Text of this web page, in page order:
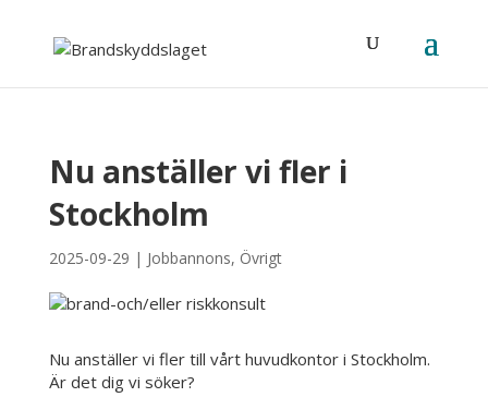
Nu anställer vi fler i
Stockholm
2025-09-29 | Jobbannons, Övrigt
Nu anställer vi fler till vårt huvudkontor i Stockholm.
Är det dig vi söker?